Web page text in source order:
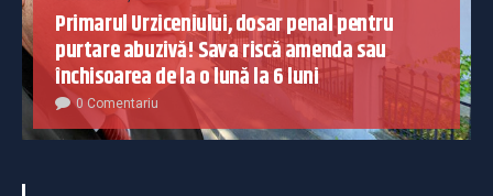
Primarul Urziceniului, dosar penal pentru
purtare abuzivă! Sava riscă amenda sau
închisoarea de la o lună la 6 luni
0 Comentariu